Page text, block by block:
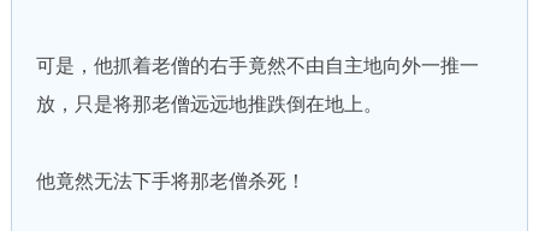
可是，他抓着老僧的右手竟然不由自主地向外一推一
放，只是将那老僧远远地推跌倒在地上。
他竟然无法下手将那老僧杀死！